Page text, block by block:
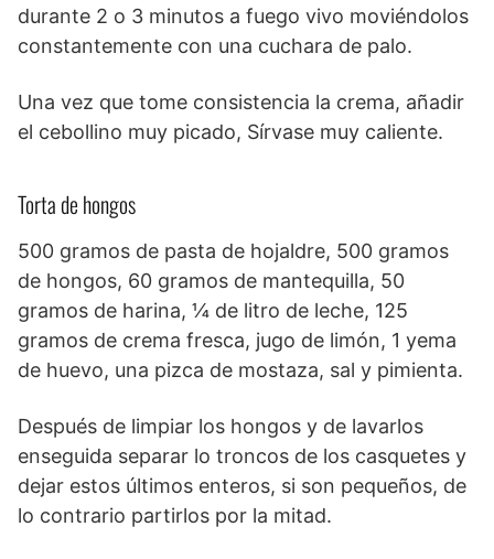
durante 2 o 3 minutos a fuego vivo moviéndolos
constantemente con una cuchara de palo.
Una vez que tome consistencia la crema, añadir
el cebollino muy picado, Sírvase muy caliente.
Torta de hongos
500 gramos de pasta de hojaldre, 500 gramos
de hongos, 60 gramos de mantequilla, 50
gramos de harina, ¼ de litro de leche, 125
gramos de crema fresca, jugo de limón, 1 yema
de huevo, una pizca de mostaza, sal y pimienta.
Después de limpiar los hongos y de lavarlos
enseguida separar lo troncos de los casquetes y
dejar estos últimos enteros, si son pequeños, de
lo contrario partirlos por la mitad.